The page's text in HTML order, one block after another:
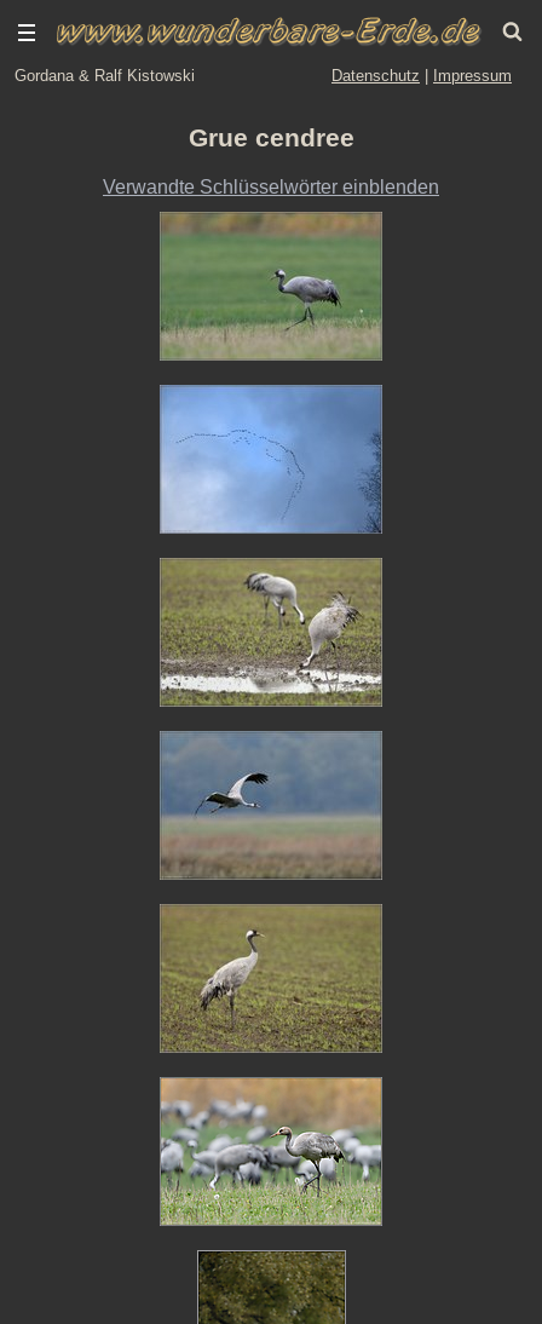
Gordana & Ralf Kistowski Datenschutz Impressum
Grue cendree
Verwandte Schlüsselwörter einblenden